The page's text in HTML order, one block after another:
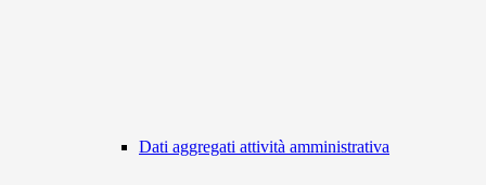
Dati aggregati attività amministrativa